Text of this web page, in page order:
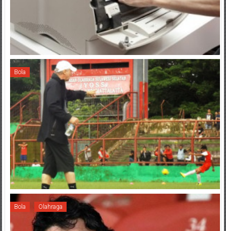
Bola
Bola Olahraga